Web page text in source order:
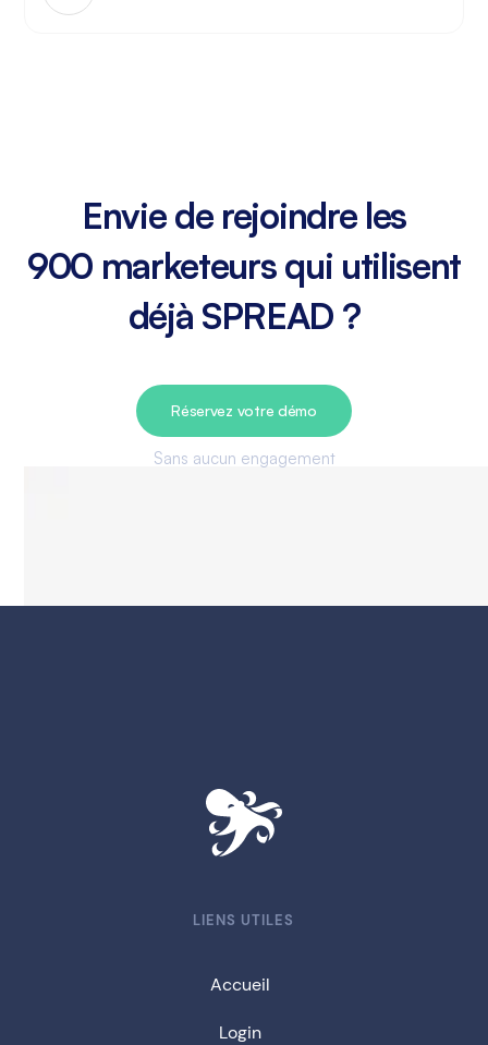
Envie de rejoindre les
900 marketeurs qui utilisent
déjà SPREAD ?
Réservez votre démo
Sans aucun engagement
LIENS UTILES
Accueil
Login